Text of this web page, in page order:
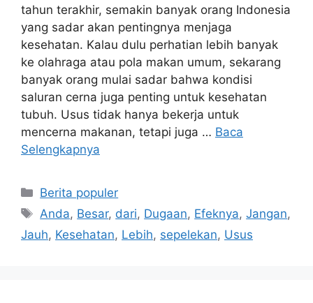
tahun terakhir, semakin banyak orang Indonesia
yang sadar akan pentingnya menjaga
kesehatan. Kalau dulu perhatian lebih banyak
ke olahraga atau pola makan umum, sekarang
banyak orang mulai sadar bahwa kondisi
saluran cerna juga penting untuk kesehatan
tubuh. Usus tidak hanya bekerja untuk
mencerna makanan, tetapi juga … Baca
Selengkapnya
Kategori
Berita populer
Tag
Anda, Besar, dari, Dugaan, Efeknya,Jangan,
Jauh, Kesehatan, Lebih, sepelekan, Usus